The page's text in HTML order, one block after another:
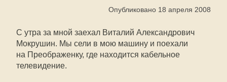
Опубликовано 18 апреля 2008
С утра за мной заехал Виталий Александрович
Мокрушин. Мы сели в мою машину и поехали
на Преображенку, где находится кабельное
телевидение.